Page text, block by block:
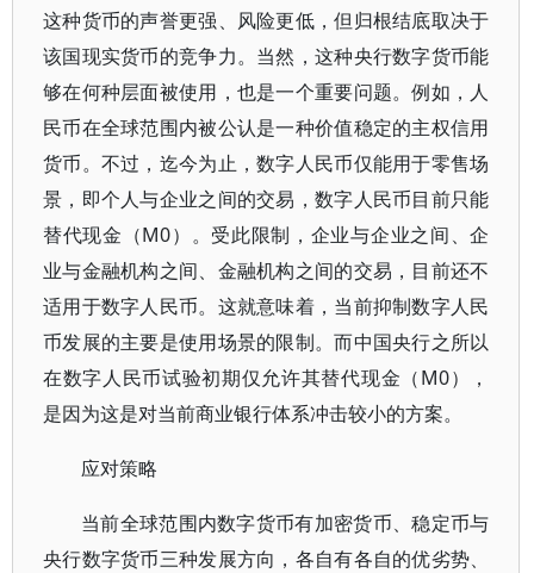
这种货币的声誉更强、风险更低，但归根结底取决于
该国现实货币的竞争力。当然，这种央行数字货币能
够在何种层面被使用，也是一个重要问题。例如，人
民币在全球范围内被公认是一种价值稳定的主权信用
货币。不过，迄今为止，数字人民币仅能用于零售场
景，即个人与企业之间的交易，数字人民币目前只能
替代现金（M0）。受此限制，企业与企业之间、企
业与金融机构之间、金融机构之间的交易，目前还不
适用于数字人民币。这就意味着，当前抑制数字人民
币发展的主要是使用场景的限制。而中国央行之所以
在数字人民币试验初期仅允许其替代现金（M0），
是因为这是对当前商业银行体系冲击较小的方案。
应对策略
当前全球范围内数字货币有加密货币、稳定币与
央行数字货币三种发展方向，各自有各自的优劣势、